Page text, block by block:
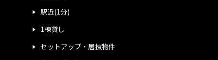
駅近(1分)
1棟貸し
セットアップ・居抜物件